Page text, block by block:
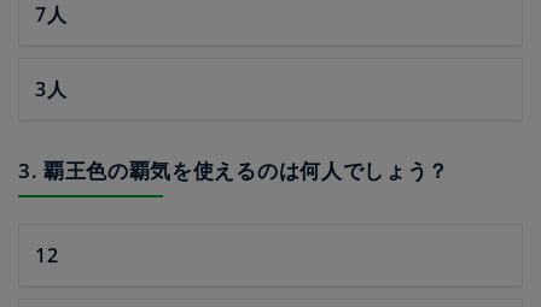
7人
3人
3. 覇王色の覇気を使えるのは何人でしょう？
12